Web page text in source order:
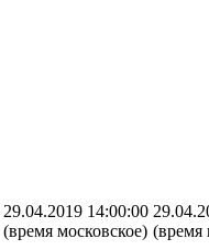
29.04.2019 14:00:00
(время московское) (время